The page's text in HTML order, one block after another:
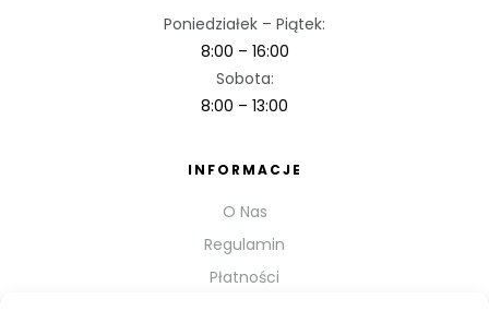
Poniedziałek – Piątek:
8:00 – 16:00
Sobota:
8:00 – 13:00
INFORMACJE
O Nas
Regulamin
Płatności